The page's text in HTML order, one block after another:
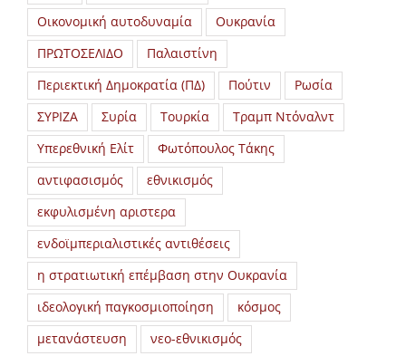
Οικονομική αυτοδυναμία
Ουκρανία
ΠΡΩΤΟΣΕΛΙΔΟ
Παλαιστίνη
Περιεκτική Δημοκρατία (ΠΔ)
Πούτιν
Ρωσία
ΣΥΡΙΖΑ
Συρία Τουρκία
Τραμπ Ντόναλντ
Υπερεθνική Ελίτ
Φωτόπουλος Τάκης
αντιφασισμός
εθνικισμός
εκφυλισμένη αριστερα
ενδοϊμπεριαλιστικές αντιθέσεις
η στρατιωτική επέμβαση στην Ουκρανία
ιδεολογική παγκοσμιοποίηση
κόσμος
μετανάστευση
νεο-εθνικισμός